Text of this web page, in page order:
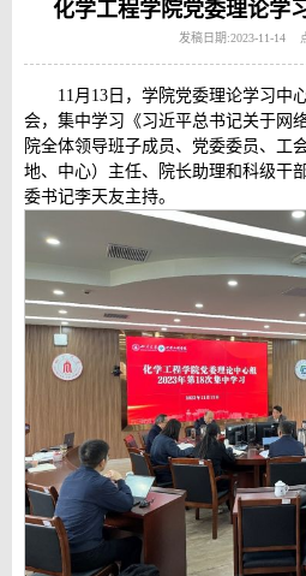
化学工程学院党委理论学
发稿日期:2023-11-14
11月13日，学院党委理论学习中
会，集中学习《习近平总书记关于网
院全体领导班子成员、党委委员、工
地、中心）主任、院长助理和科级干
委书记李天友主持。